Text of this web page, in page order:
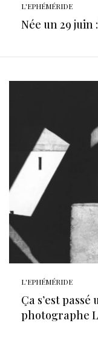
L'EPHÉMÉRIDE
Née un 29
L'EPHÉMÉRIDE
Ça s’est
photographe